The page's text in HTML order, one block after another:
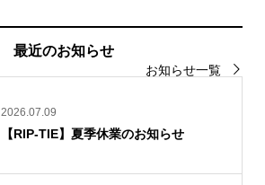
最近のお知らせ
お知らせ一覧
2026.07.09
【RIP-TIE】夏季休業のお知らせ